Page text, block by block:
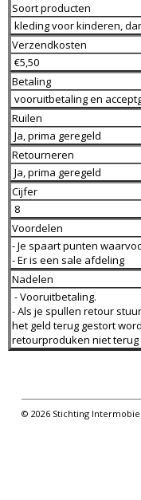
Soort producten
kleding voor kinderen,
Verzendkosten
€5,50
Betaling
vooruitbetaling en
Ruilen
Ja, prima geregeld
Retourneren
Ja, prima geregeld
Cijfer
8
Voordelen
- Je spaart punten
- Er is een sale afdeling
Nadelen
- Vooruitbetaling.
- Als je spullen retour
het geld terug gestort
retourproduken niet terug
© 2026 Stichting